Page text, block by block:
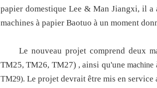
papier domestique Lee & Man Jiangxi, il a
machines à papier Baotuo à un moment
Le nouveau projet comprend deux
TM25, TM26, TM27) , ainsi qu'unemachine
TM29). Le projet devrait être mis en service